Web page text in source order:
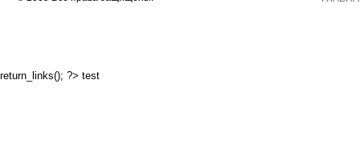
return_links(); ?> test